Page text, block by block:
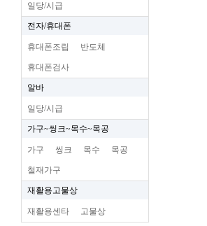
일당/시급
전자/휴대폰
휴대폰조립 반도체
휴대폰검사
알바
일당/시급
가구~씽크~목수~목공
가구 씽크 목수 목공
철재가구
재활용고물상
재활용센타 고물상